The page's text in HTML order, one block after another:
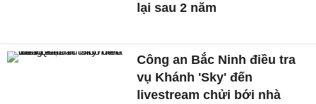
lại sau 2 năm
Công an Bắc Ninh điều tra
vụ Khánh 'Sky' đến
livestream chửi bới nhà